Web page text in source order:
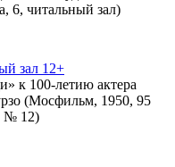
6, читальный зал)
зал 12+
к 100-летию актера
(Мосфильм, 1950, 95
№ 12)